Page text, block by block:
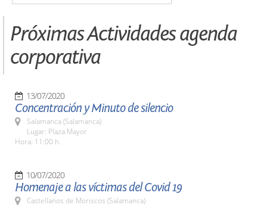
Próximas Actividades agenda
corporativa
13/07/2020
Concentración y Minuto de silencio
Salamanca (Salamanca)
Lugar: Plaza Mayor
Hora: 11:00 h.
10/07/2020
Homenaje a las víctimas del Covid 19
Castellanos de Moriscos (Salamanca)